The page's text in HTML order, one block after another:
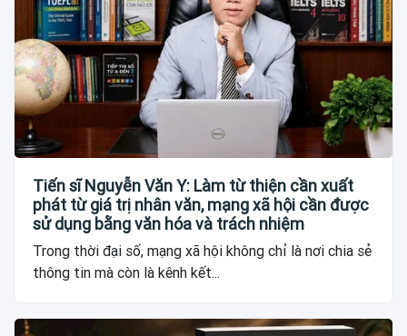
Tiến sĩ Nguyễn Văn Y: Làm từ thiện cần xuất
phát từ giá trị nhân văn, mạng xã hội cần được
sử dụng bằng văn hóa và trách nhiệm
Trong thời đại số, mạng xã hội không chỉ là nơi chia sẻ
thông tin mà còn là kênh kết...